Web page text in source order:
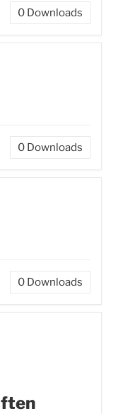
0 Downloads
0 Downloads
0 Downloads